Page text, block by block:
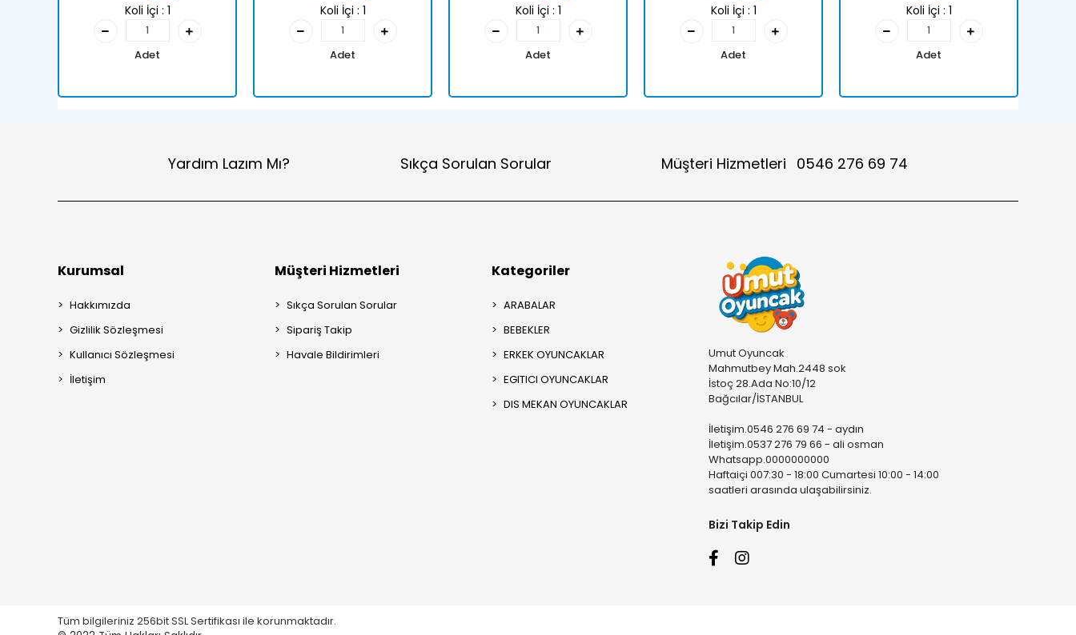
Koli İçi : 1
Adet
Koli İçi : 1
Adet
Koli İçi : 1
Adet
Koli İçi : 1
Adet
Koli İçi : 1
Adet
Yardım Lazım Mı? Sıkça Sorulan Sorular Müşteri Hizmetleri 0546 276 69 74
Kurumsal
Hakkımızda
Gizlilik Sözleşmesi
Kullanıcı Sözleşmesi
İletişim
Müşteri Hizmetleri
Sıkça Sorulan Sorular
Sipariş Takip
Havale Bildirimleri
Kategoriler
ARABALAR
BEBEKLER
ERKEK OYUNCAKLAR
EGITICI OYUNCAKLAR
DIS MEKAN OYUNCAKLAR
Umut Oyuncak
Mahmutbey Mah.2448 sok
İstoç 28.Ada No:10/12
Bağcılar/İSTANBUL
İletişim.0546 276 69 74 - aydın
İletişim.0537 276 79 66 - ali osman
Whatsapp.0000000000
Haftaiçi 007:30 - 18:00 Cumartesi 10:00 - 14:00
saatleri arasında ulaşabilirsiniz.
Bizi Takip Edin
Tüm bilgileriniz 256bit SSL Sertifikası ile korunmaktadır.